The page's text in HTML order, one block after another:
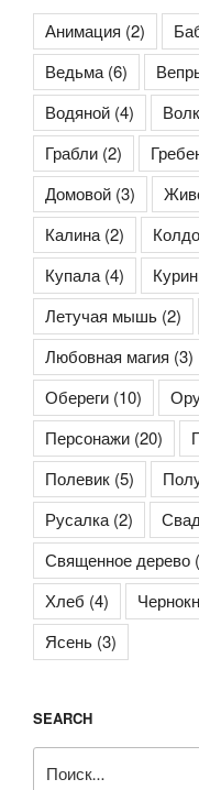
Анимация (2)
Ведьма (6)
Водяной (4)
Грабли (2)
Домовой (3)
Калина (2)
Купала (4)
Летучая мышь (2)
Любовная магия (3)
Обереги (10)
Персонажи (20)
Полевик (5)
Русалка (2)
Священное дерево
Хлеб (4)
Ясень (3)
SEARCH